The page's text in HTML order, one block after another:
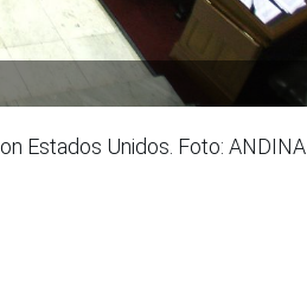
Estados Unidos. Foto: